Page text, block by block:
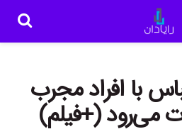
با افراد مجرب
می‌رود (+فیلم)